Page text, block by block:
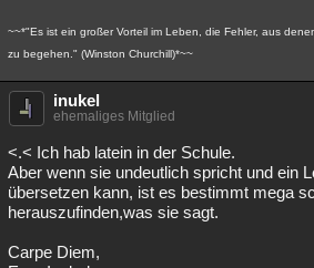
~~*"Es ist ein großer Vorteil im Leben, die Fehler, aus
zu begehen." (Winston Churchill)*~~
inukel
ehemaliges Mitglied
<.< Ich hab latein in der Schule.
Aber wenn sie undeutlich spricht und ein
übersetzen kann, ist es bestimmt mega
herauszufinden,was sie sagt.
Carpe Diem,